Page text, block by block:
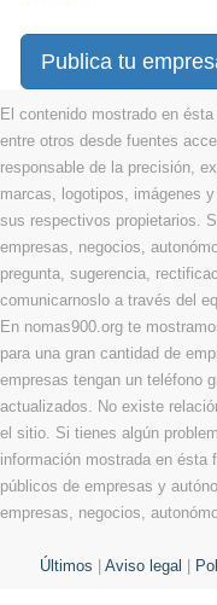
Publica tu
El contenido mostrado en
entre otros desde fuentes
responsable de la precisión,
marcas, logotipos, imágenes
sus respectivos propietarios.
empresas, negocios,
pregunta, sugerencia,
comunicarnoslo a través del
En nomas900.org te
para una gran cantidad de
empresas tengan un teléfono
actualizados. No existe
el sitio. Si tienes algún
información mostrada en ésta
públicos de empresas y
empresas, negocios,
Últimos Aviso legal